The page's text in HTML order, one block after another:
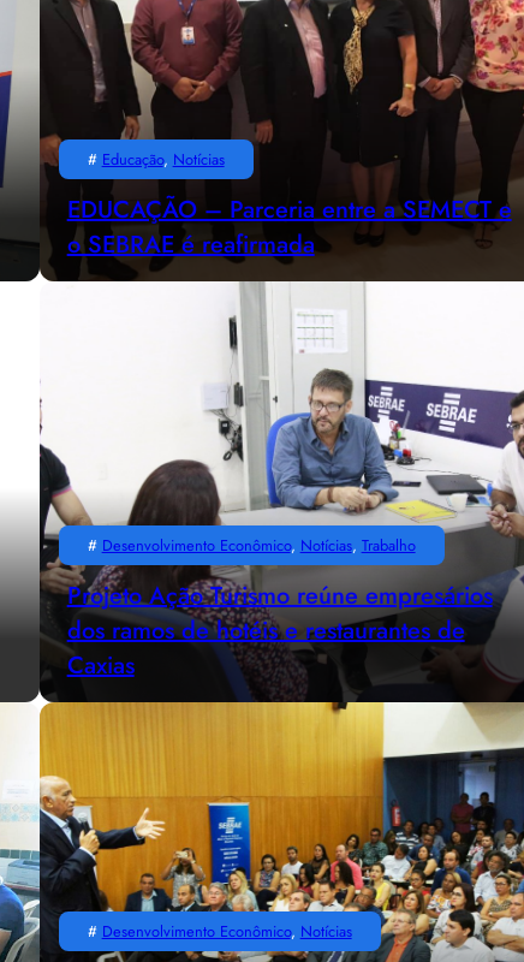
# Educação, Notícias
EDUCAÇÃO – Parceria entre a SEMECT e
o SEBRAE é reafirmada
# Desenvolvimento Econômico, Notícias, Trabalho
Projeto Ação Turismo reúne empresários
dos ramos de hotéis e restaurantes de
Caxias
# Desenvolvimento Econômico, Notícias